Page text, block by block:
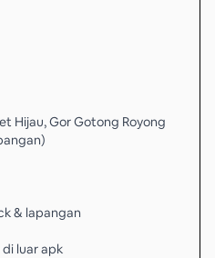
Hijau, Gor Gotong Royong
& lapangan
luar apk